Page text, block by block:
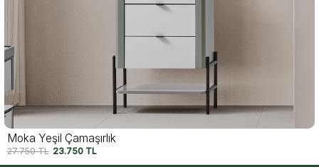
Moka Yeşil Çamaşırlık
27.750TL 23.750 TL